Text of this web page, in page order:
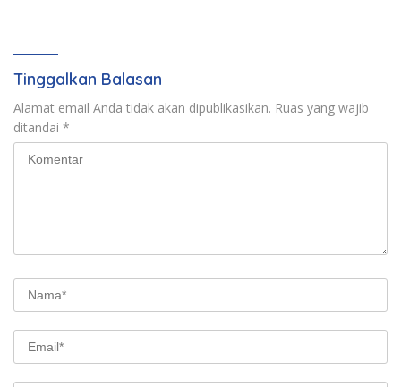
Tinggalkan Balasan
Alamat email Anda tidak akan dipublikasikan. Ruas yang wajib
ditandai *